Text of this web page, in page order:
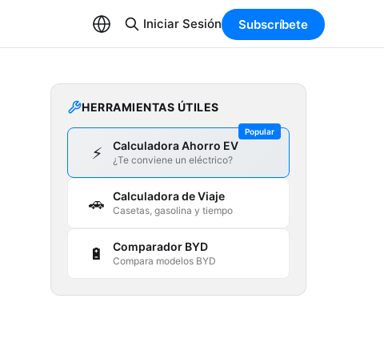
Iniciar Sesión Subscríbete
HERRAMIENTAS ÚTILES
Popular
⚡ Calculadora Ahorro EV
¿Te conviene un eléctrico?
🚗 Calculadora de Viaje
Casetas, gasolina y tiempo
🔋 Comparador BYD
Compara modelos BYD